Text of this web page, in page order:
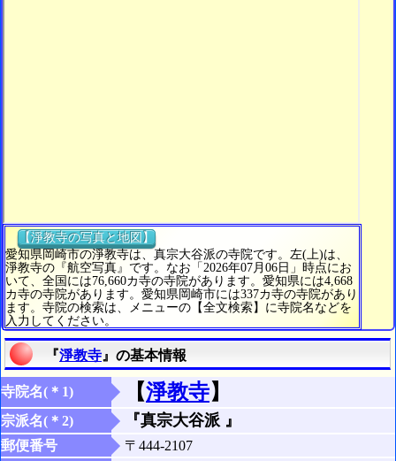
【淨教寺の写真と地図】
愛知県岡崎市の淨教寺は、真宗大谷派の寺院です。左(上)は、
淨教寺の『航空写真』です。なお「2026年07月06日」時点にお
いて、全国には76,660カ寺の寺院があります。愛知県には4,668
カ寺の寺院があります。愛知県岡崎市には337カ寺の寺院があり
ます。寺院の検索は、メニューの【全文検索】に寺院名などを
入力してください。
『淨教寺 』の基本情報
寺院名(＊1) 【淨教寺】
宗派名(＊2) 『真宗大谷派 』
郵便番号
〒444-2107